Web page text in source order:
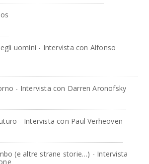
uomini - Intervista con Alfonso
- Intervista con Darren Aronofsky
- Intervista con Paul Verheoven
(e altre strane storie…) - Intervista